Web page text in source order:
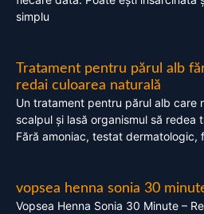
simplu
Tratament pentru părul alb
redai culoarea naturală
Un tratament pentru părul alb care
scalpul și lasă organismul să redea
Fără amoniac, testat dermatologic,
vopsea henna sonia 30
Vopsea Henna Sonia 30 Minute –